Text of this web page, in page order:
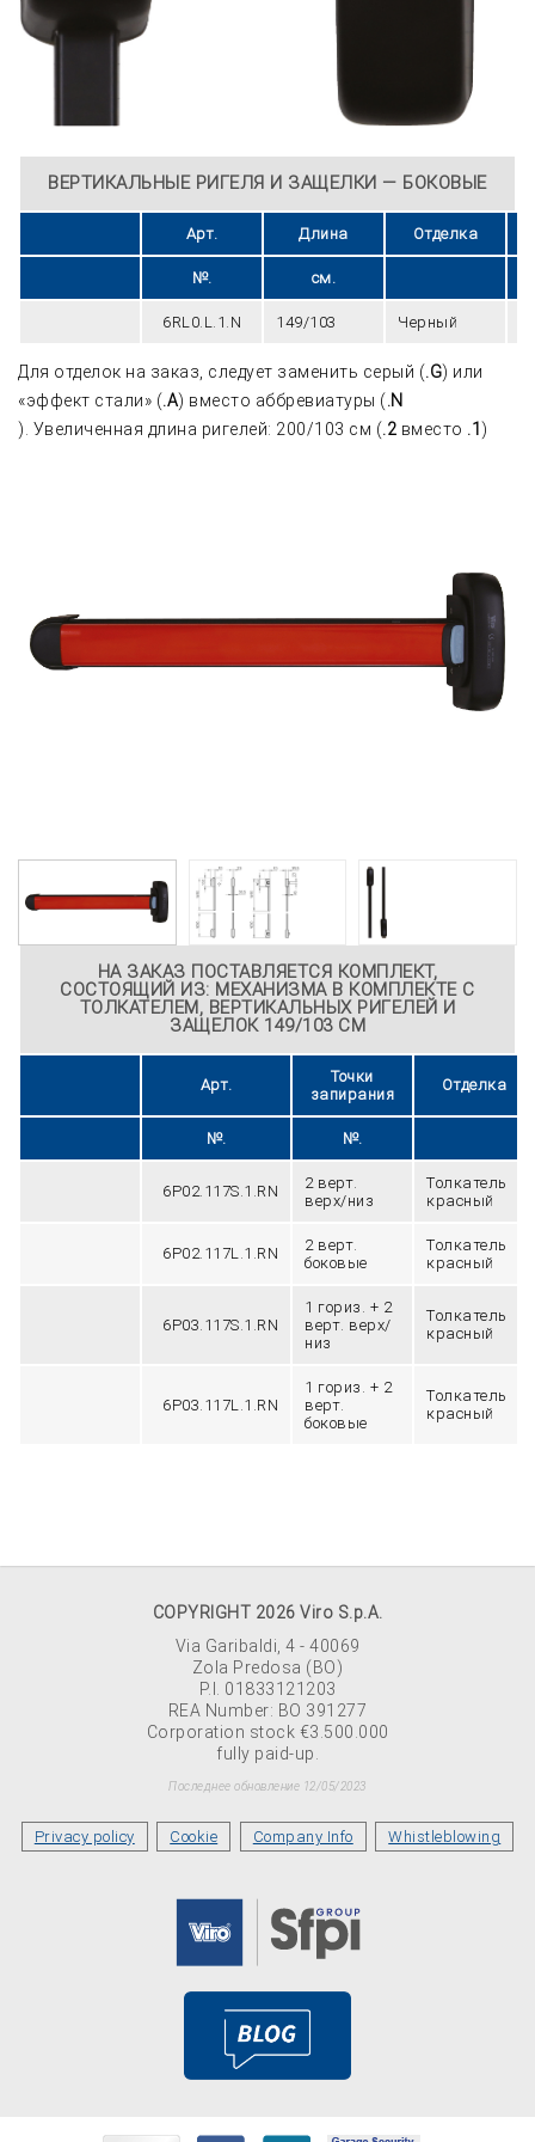
ВЕРТИКАЛЬНЫЕ РИГЕЛЯ И ЗАЩЕЛКИ — БОКОВЫЕ
Арт. Длина Отделка
№. см.
6RL0.L.1.N 149/103 Черный
Для отделок на заказ, следует заменить серый (.G) или
«эффект стали» (.A) вместо аббревиатуры (.N
). Увеличенная длина ригелей: 200/103 см (.2 вместо .1 )
НА ЗАКАЗ ПОСТАВЛЯЕТСЯ КОМПЛЕКТ,
СОСТОЯЩИЙ ИЗ: МЕХАНИЗМА В КОМПЛЕКТЕ С
ТОЛКАТЕЛЕМ, ВЕРТИКАЛЬНЫХ РИГЕЛЕЙ И
ЗАЩЕЛОК 149/103 СМ
Арт.
Точки
запирания
Отделка
№. №.
6P02.117S.1.RN
2 верт.
верх/низ
Tолкатель
красный
6P02.117L.1.RN
2 верт.
боковые
Tолкатель
красный
6P03.117S.1.RN
1 гориз. + 2
верт. верх/
низ
Tолкатель
красный
6P03.117L.1.RN
1 гориз. + 2
верт.
боковые
Tолкатель
красный
COPYRIGHT 2026 Viro S.p.A.
Via Garibaldi, 4 - 40069
Zola Predosa (BO)
P.I. 01833121203
REA Number: BO 391277
Corporation stock €3.500.000
fully paid-up.
Последнее обновление 12/05/2023
Privacy policy Cookie Company Info Whistleblowing